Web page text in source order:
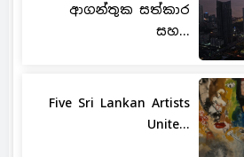
ආගන්තුක සත්කාර
සහ...
Five Sri Lankan Artists
Unite...